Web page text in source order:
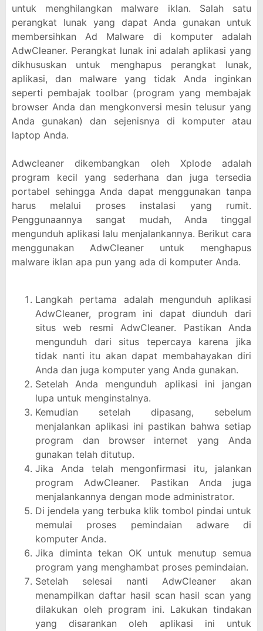
untuk menghilangkan malware iklan. Salah satu
perangkat lunak yang dapat Anda gunakan untuk
membersihkan Ad Malware di komputer adalah
AdwCleaner. Perangkat lunak ini adalah aplikasi yang
dikhususkan untuk menghapus perangkat lunak,
aplikasi, dan malware yang tidak Anda inginkan
seperti pembajak toolbar (program yang membajak
browser Anda dan mengkonversi mesin telusur yang
Anda gunakan) dan sejenisnya di komputer atau
laptop Anda.
Adwcleaner dikembangkan oleh Xplode adalah
program kecil yang sederhana dan juga tersedia
portabel sehingga Anda dapat menggunakan tanpa
harus melalui proses instalasi yang rumit.
Penggunaannya sangat mudah, Anda tinggal
mengunduh aplikasi lalu menjalankannya. Berikut cara
menggunakan AdwCleaner untuk menghapus
malware iklan apa pun yang ada di komputer Anda.
Langkah pertama adalah mengunduh aplikasi
AdwCleaner, program ini dapat diunduh dari
situs web resmi AdwCleaner. Pastikan Anda
mengunduh dari situs tepercaya karena jika
tidak nanti itu akan dapat membahayakan diri
Anda dan juga komputer yang Anda gunakan.
Setelah Anda mengunduh aplikasi ini jangan
lupa untuk menginstalnya.
Kemudian setelah dipasang, sebelum
menjalankan aplikasi ini pastikan bahwa setiap
program dan browser internet yang Anda
gunakan telah ditutup.
Jika Anda telah mengonfirmasi itu, jalankan
program AdwCleaner. Pastikan Anda juga
menjalankannya dengan mode administrator.
Di jendela yang terbuka klik tombol pindai untuk
memulai proses pemindaian adware di
komputer Anda.
Jika diminta tekan OK untuk menutup semua
program yang menghambat proses pemindaian.
Setelah selesai nanti AdwCleaner akan
menampilkan daftar hasil scan hasil scan yang
dilakukan oleh program ini. Lakukan tindakan
yang disarankan oleh aplikasi ini untuk